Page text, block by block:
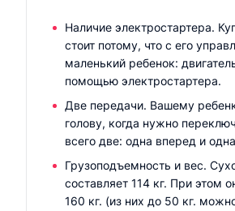
Наличие электростартера.
стоит потому, что с его
маленький ребенок:
помощью электростартера.
Две передачи. Вашему
голову, когда нужно
всего две: одна вперед и
Грузоподъемность и вес.
составляет 114 кг. При этом
160 кг. (из них до 50 кг.